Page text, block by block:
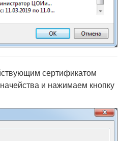
сертификатом
и нажимаем кнопку